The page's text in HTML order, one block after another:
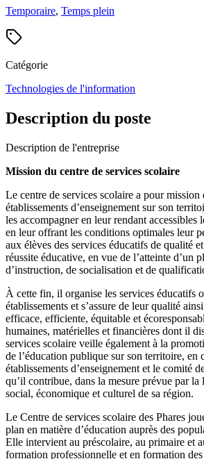
Temporaire, Temps plein
Catégorie
Technologies de l'information
Description du poste
Description de l'entreprise
Mission du centre de services scolaire
Le centre de services scolaire a pour mission
établissements d’enseignement sur son
les accompagner en leur rendant accessibles
en leur offrant les conditions optimales leur
aux élèves des services éducatifs de qualité
réussite éducative, en vue de l’atteinte d’un
d’instruction, de socialisation et de
À cette fin, il organise les services éducatifs
établissements et s’assure de leur qualité
efficace, efficiente, équitable et
humaines, matérielles et financières dont il
services scolaire veille également à la
de l’éducation publique sur son territoire, en
établissements d’enseignement et le comité
qu’il contribue, dans la mesure prévue par
social, économique et culturel de sa région.
Le Centre de services scolaire des Phares
plan en matière d’éducation auprès des
Elle intervient au préscolaire, au primaire et
formation professionnelle et en formation des